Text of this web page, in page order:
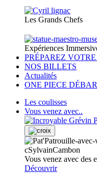
Les Grands Chefs
Expériences
PRÉPAREZ
NOS BILLETS
Actualités
ONE PIECE
Les coulisses
Vous venez avec..
Vous venez avec des
Découvrir